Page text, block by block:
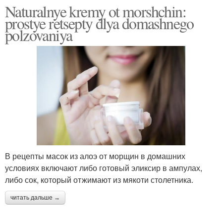
Naturalnye kremy ot morshchin:
prostye retsepty dlya domashnego
polzovaniya
В рецепты масок из алоэ от морщин в домашних
условиях включают либо готовый эликсир в ампулах,
либо сок, который отжимают из мякоти столетника.
читать дальше →